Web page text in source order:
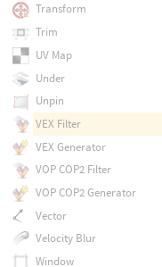
Transform
Trim
UV Map
Under
Unpin
VEX Filter
VEX Generator
VOP COP2 Filter
VOP COP2 Generator
Vector
Velocity Blur
Window